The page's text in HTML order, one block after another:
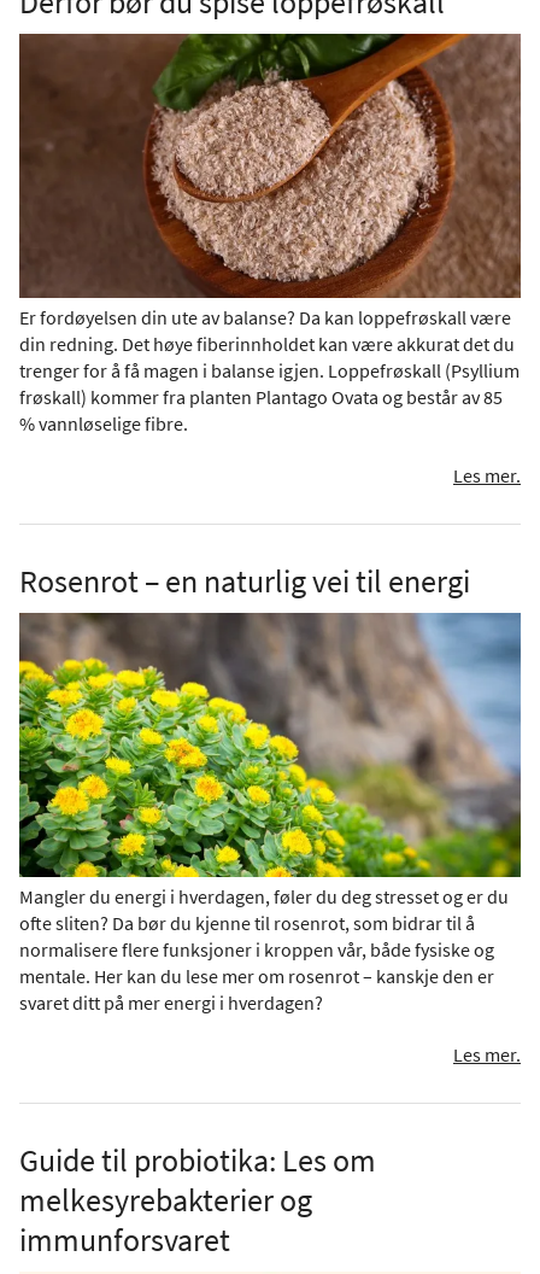
Er fordøyelsen din ute av balanse? Da kan loppefrøskall være
din redning. Det høye fiberinnholdet kan være akkurat det du
trenger for å få magen i balanse igjen. Loppefrøskall (Psyllium
frøskall) kommer fra planten Plantago Ovata og består av 85
% vannløselige fibre.
Les mer.
Rosenrot – en naturlig vei til energi
Mangler du energi i hverdagen, føler du deg stresset og er du
ofte sliten? Da bør du kjenne til rosenrot, som bidrar til å
normalisere flere funksjoner i kroppen vår, både fysiske og
mentale. Her kan du lese mer om rosenrot – kanskje den er
svaret ditt på mer energi i hverdagen?
Les mer.
Guide til probiotika: Les om
melkesyrebakterier og
immunforsvaret